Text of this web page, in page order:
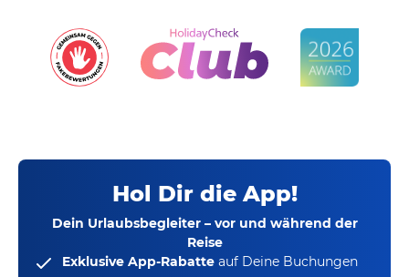
Hol Dir die App!
Dein Urlaubsbegleiter – vor und während der
Reise
Exklusive App-Rabatte auf Deine Buchungen